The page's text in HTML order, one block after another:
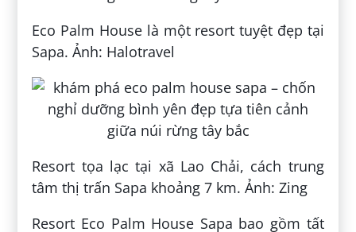
Eco Palm House là một resort tuyệt đẹp tại
Sapa. Ảnh: Halotravel
Resort tọa lạc tại xã Lao Chải, cách trung
tâm thị trấn Sapa khoảng 7 km. Ảnh: Zing
Resort Eco Palm House Sapa bao gồm tất